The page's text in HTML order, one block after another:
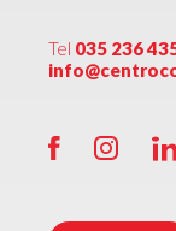
Tel 035 236